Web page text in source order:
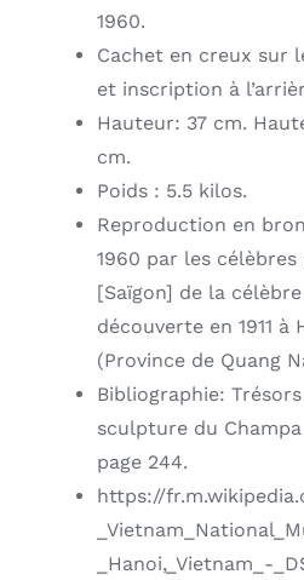
1960.
Cachet en creux sur
et inscription à
Hauteur: 37 cm.
cm.
Poids : 5.5 kilos.
Reproduction en
1960 par les
[Saïgon] de la
découverte en 1911 à
(Province de Quang
Bibliographie:
sculpture du Champa
page 244.
https://
_Hanoi,_Vietnam_-